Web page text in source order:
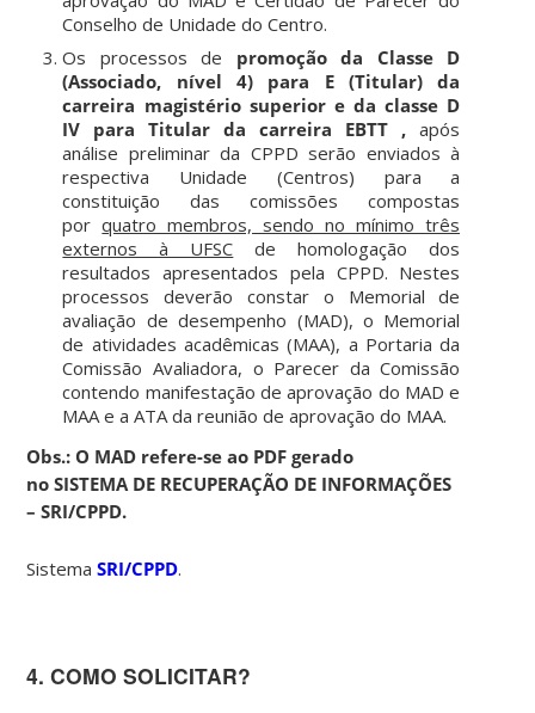
Conselho de Unidade do Centro.
Os processos de promoção da Classe D
(Associado, nível 4) para E (Titular) da
carreira magistério superior e da classe D
IV para Titular da carreira EBTT , após
análise preliminar da CPPD serão enviados à
respectiva Unidade (Centros) para a
constituição das comissões compostas
porquatro membros, sendo no mínimo três
externos à UFSC de homologação dos
resultados apresentados pela CPPD. Nestes
processos deverão constar o Memorial de
avaliação de desempenho (MAD), o Memorial
de atividades acadêmicas (MAA), a Portaria da
Comissão Avaliadora, o Parecer da Comissão
contendo manifestação de aprovação do MAD e
MAA e a ATA da reunião de aprovação do MAA.
Obs.: O MAD refere-se ao PDF gerado
no SISTEMA DE RECUPERAÇÃO DE INFORMAÇÕES
– SRI/CPPD.
SistemaSRI/CPPD.
4. COMO SOLICITAR?